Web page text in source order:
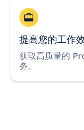
提高您的工作
获取高质量的
务。